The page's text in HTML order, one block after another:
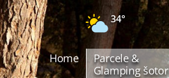
34°
Home
Parcele &
Glamping